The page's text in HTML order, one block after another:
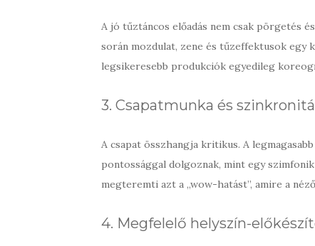
A jó tűztáncos előadás nem csak pörgetés
során mozdulat, zene és tűzeffektusok egy
legsikeresebb produkciók egyedileg
3. Csapatmunka és
A csapat összhangja kritikus. A
pontossággal dolgoznak, mint egy
megteremti azt a „wow-hatást”, amire a
4. Megfelelő helyszín-